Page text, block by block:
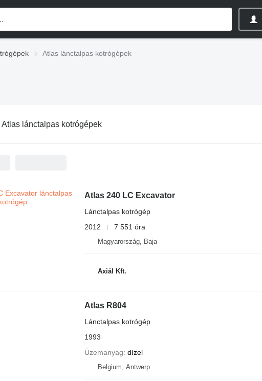
Atlas lánctalpas kotrógépek
Atlas lánctalpas kotrógépek
Atlas 240 LC Excavator
Lánctalpas kotrógép
2012
7 551 óra
Magyarország, Baja
Axiál Kft.
Atlas R804
Lánctalpas kotrógép
1993
Üzemanyag dízel
Belgium, Antwerp